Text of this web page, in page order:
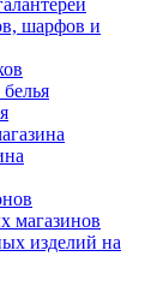
шарфов и
магазинов
изделий на